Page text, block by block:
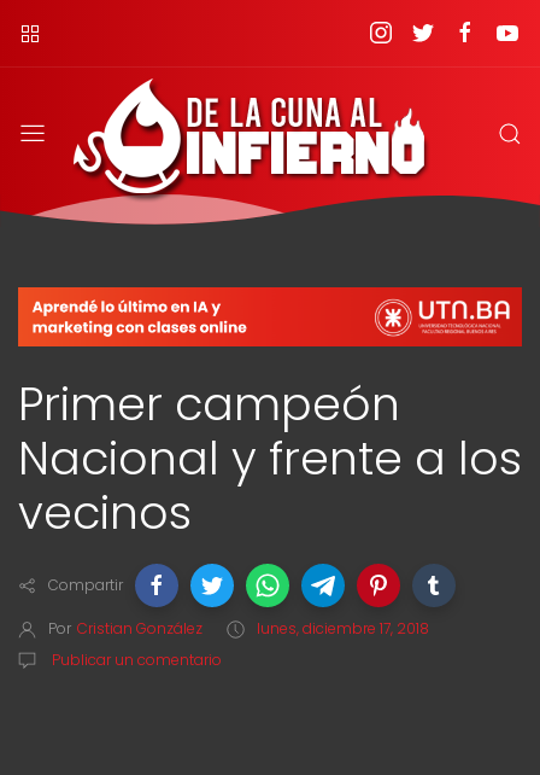
Primer campeón
Nacional y frente a los
vecinos
Compartir
Por Cristian González
lunes, diciembre 17, 2018
Publicar un comentario